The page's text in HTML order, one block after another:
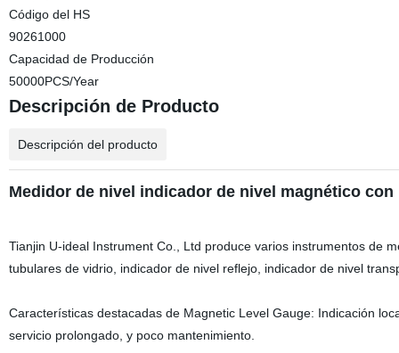
Código del HS
90261000
Capacidad de Producción
50000PCS/Year
Descripción de Producto
Descripción del producto
Medidor de nivel indicador de nivel magnético
Tianjin U-ideal Instrument Co., Ltd produce varios instrumentos de
tubulares de vidrio, indicador de nivel reflejo, indicador de nivel
Características destacadas de Magnetic Level Gauge: Indicación
servicio prolongado, y poco mantenimiento.